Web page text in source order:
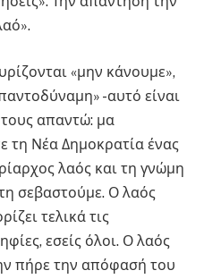
«μην κάνουμε»,
-αυτό είναι
απαντώ: μα
τη Νέα Δημοκρατία ένας
λαός και τη γνώμη
σεβαστούμε. Ο λαός
τελικά τις
εσείς όλοι. Ο λαός
πήρε την απόφασή του